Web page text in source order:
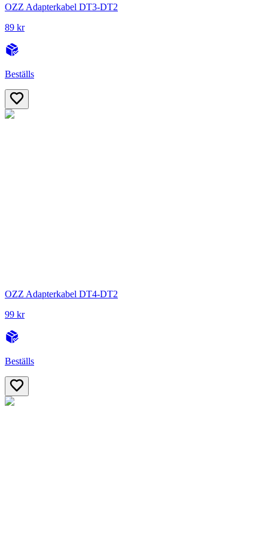
OZZ Adapterkabel DT3-DT2
89 kr
Beställs
OZZ Adapterkabel DT4-DT2
99 kr
Beställs